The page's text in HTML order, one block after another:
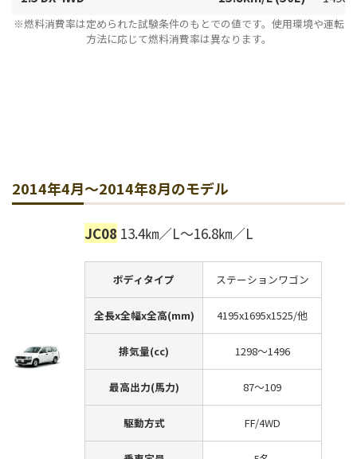
※燃料消費率は定められた試験条件のもとでの値です。使用環境や運転
方法に応じて燃料消費率は異なります。
2014年4月～2014年8月のモデル
JC08 13.4㎞／L～16.8㎞／L
ボディタイプ ステーションワゴン
全長x全幅x全高(mm) 4195x1695x1525/他
排気量(cc) 1298～1496
最高出力(馬力) 87～109
駆動方式 FF/4WD